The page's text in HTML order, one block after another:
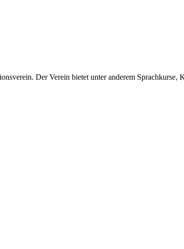
Der Verein bietet unter anderem Sprachkurse,